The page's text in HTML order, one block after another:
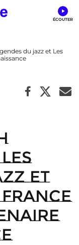
du jazz et Les
et
France